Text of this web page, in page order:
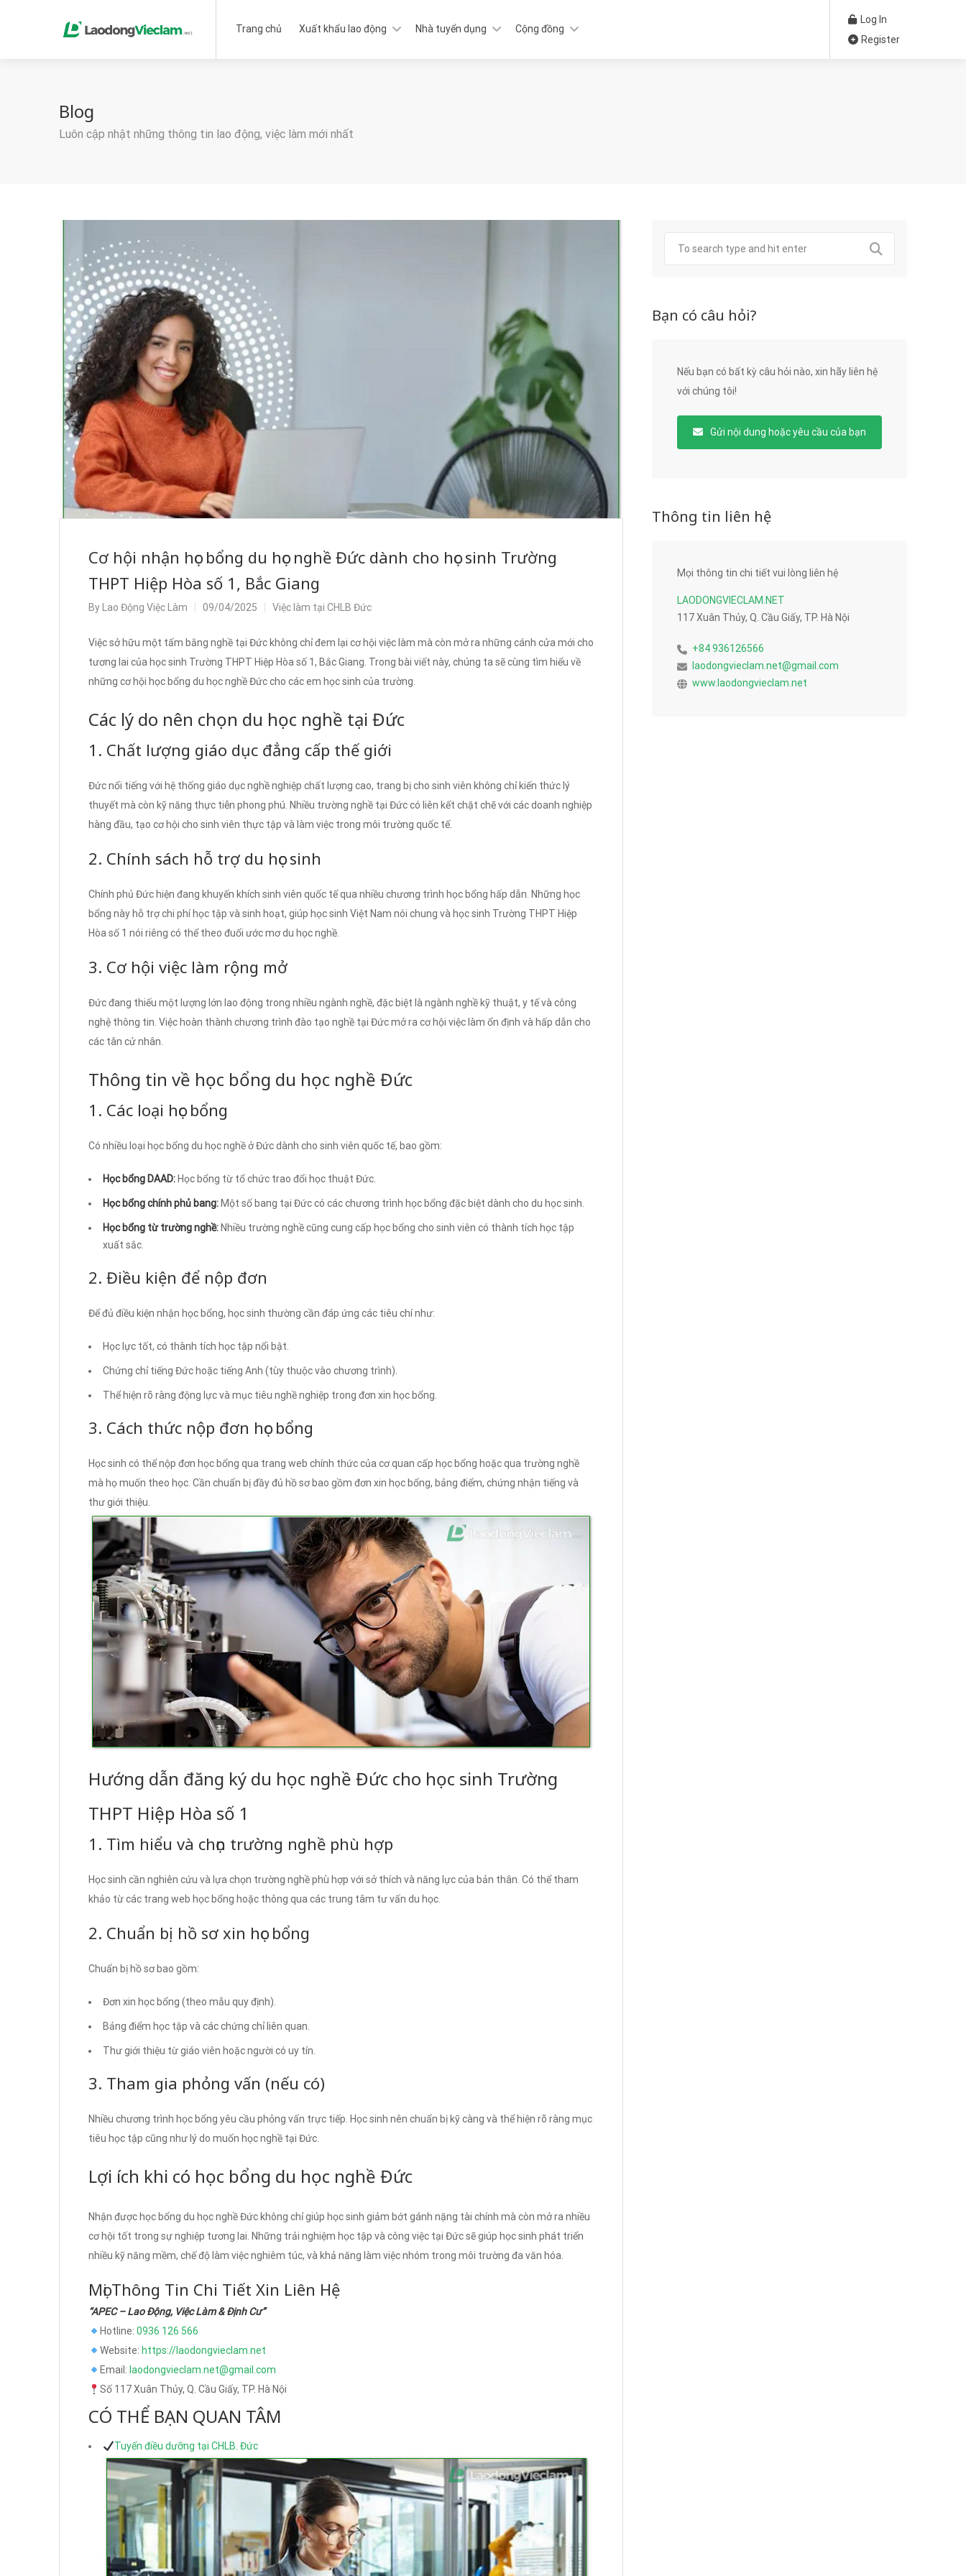
Trang chủ Xuất khẩu lao động Nhà tuyển dụng Cộng đồng
Log In
Register
Blog
Luôn cập nhật những thông tin lao động, việc làm mới nhất
Cơ hội nhận học bổng du học nghề Đức dành cho học sinh Trường
THPT Hiệp Hòa số 1, Bắc Giang
By Lao Động Việc Làm 09/04/2025 Việc làm tại CHLB Đức
Việc sở hữu một tấm bằng nghề tại Đức không chỉ đem lại cơ hội việc làm mà còn mở ra những cánh cửa mới cho
tương lai của học sinh Trường THPT Hiệp Hòa số 1, Bắc Giang. Trong bài viết này, chúng ta sẽ cùng tìm hiểu về
những cơ hội học bổng du học nghề Đức cho các em học sinh của trường.
Các lý do nên chọn du học nghề tại Đức
1. Chất lượng giáo dục đẳng cấp thế giới
Đức nổi tiếng với hệ thống giáo dục nghề nghiệp chất lượng cao, trang bị cho sinh viên không chỉ kiến thức lý
thuyết mà còn kỹ năng thực tiễn phong phú. Nhiều trường nghề tại Đức có liên kết chặt chẽ với các doanh nghiệp
hàng đầu, tạo cơ hội cho sinh viên thực tập và làm việc trong môi trường quốc tế.
2. Chính sách hỗ trợ du học sinh
Chính phủ Đức hiện đang khuyến khích sinh viên quốc tế qua nhiều chương trình học bổng hấp dẫn. Những học
bổng này hỗ trợ chi phí học tập và sinh hoạt, giúp học sinh Việt Nam nói chung và học sinh Trường THPT Hiệp
Hòa số 1 nói riêng có thể theo đuổi ước mơ du học nghề.
3. Cơ hội việc làm rộng mở
Đức đang thiếu một lượng lớn lao động trong nhiều ngành nghề, đặc biệt là ngành nghề kỹ thuật, y tế và công
nghệ thông tin. Việc hoàn thành chương trình đào tạo nghề tại Đức mở ra cơ hội việc làm ổn định và hấp dẫn cho
các tân cử nhân.
Thông tin về học bổng du học nghề Đức
1. Các loại học bổng
Có nhiều loại học bổng du học nghề ở Đức dành cho sinh viên quốc tế, bao gồm:
Học bổng DAAD: Học bổng từ tổ chức trao đổi học thuật Đức.
Học bổng chính phủ bang: Một số bang tại Đức có các chương trình học bổng đặc biệt dành cho du học sinh.
Học bổng từ trường nghề: Nhiều trường nghề cũng cung cấp học bổng cho sinh viên có thành tích học tập
xuất sắc.
2. Điều kiện để nộp đơn
Để đủ điều kiện nhận học bổng, học sinh thường cần đáp ứng các tiêu chí như:
Học lực tốt, có thành tích học tập nổi bật.
Chứng chỉ tiếng Đức hoặc tiếng Anh (tùy thuộc vào chương trình).
Thể hiện rõ ràng động lực và mục tiêu nghề nghiệp trong đơn xin học bổng.
3. Cách thức nộp đơn học bổng
Học sinh có thể nộp đơn học bổng qua trang web chính thức của cơ quan cấp học bổng hoặc qua trường nghề
mà họ muốn theo học. Cần chuẩn bị đầy đủ hồ sơ bao gồm đơn xin học bổng, bảng điểm, chứng nhận tiếng và
thư giới thiệu.
Hướng dẫn đăng ký du học nghề Đức cho học sinh Trường
THPT Hiệp Hòa số 1
1. Tìm hiểu và chọn trường nghề phù hợp
Học sinh cần nghiên cứu và lựa chọn trường nghề phù hợp với sở thích và năng lực của bản thân. Có thể tham
khảo từ các trang web học bổng hoặc thông qua các trung tâm tư vấn du học.
2. Chuẩn bị hồ sơ xin học bổng
Chuẩn bị hồ sơ bao gồm:
Đơn xin học bổng (theo mẫu quy định).
Bảng điểm học tập và các chứng chỉ liên quan.
Thư giới thiệu từ giáo viên hoặc người có uy tín.
3. Tham gia phỏng vấn (nếu có)
Nhiều chương trình học bổng yêu cầu phỏng vấn trực tiếp. Học sinh nên chuẩn bị kỹ càng và thể hiện rõ ràng mục
tiêu học tập cũng như lý do muốn học nghề tại Đức.
Lợi ích khi có học bổng du học nghề Đức
Nhận được học bổng du học nghề Đức không chỉ giúp học sinh giảm bớt gánh nặng tài chính mà còn mở ra nhiều
cơ hội tốt trong sự nghiệp tương lai. Những trải nghiệm học tập và công việc tại Đức sẽ giúp học sinh phát triển
nhiều kỹ năng mềm, chế độ làm việc nghiêm túc, và khả năng làm việc nhóm trong môi trường đa văn hóa.
Mọi Thông Tin Chi Tiết Xin Liên Hệ
“APEC – Lao Động, Việc Làm & Định Cư”
Hotline: 0936 126 566
Website: https://laodongvieclam.net
Email: laodongvieclam.net@gmail.com
Số 117 Xuân Thủy, Q. Cầu Giấy, TP. Hà Nội
CÓ THỂ BẠN QUAN TÂM
Tuyển điều dưỡng tại CHLB. Đức
Bạn có câu hỏi?
Nếu bạn có bất kỳ câu hỏi nào, xin hãy liên hệ
với chúng tôi!
Gửi nội dung hoặc yêu cầu của bạn
Thông tin liên hệ
Mọi thông tin chi tiết vui lòng liên hệ
LAODONGVIECLAM.NET
117 Xuân Thủy, Q. Cầu Giấy, TP. Hà Nội
+84 936126566
laodongvieclam.net@gmail.com
www.laodongvieclam.net